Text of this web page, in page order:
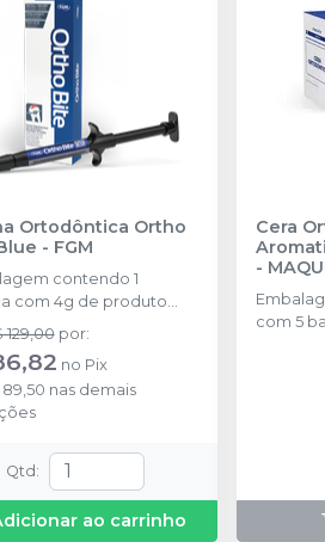
Ortodôntica Ortho
- FGM
contendo 1
com 4g de produto
na cor azul.
129,00 por:
no Pix
89,50 nas demais
Qtd :
ao carrinho
Cera
-
com 5